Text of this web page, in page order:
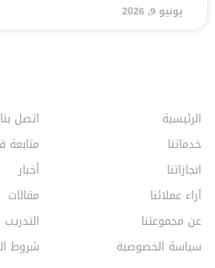
يونيو 9, 2026
الرئيسية
خدماتنا
انجازاتنا
آراء عملائنا
عن مجموعتنا
سياسة الخصوصية
اتصل بنا
أخبار
مقالات
شروط